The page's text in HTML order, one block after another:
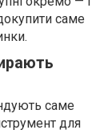
саме
саме
для